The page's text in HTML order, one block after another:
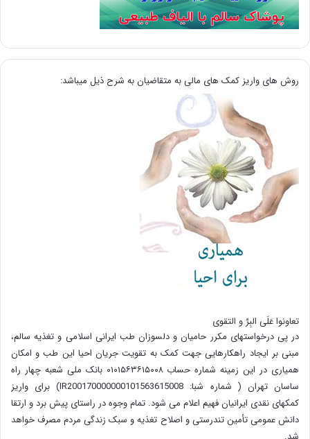
روش های واریز کمک های مالی به متقاضیان به شرح ذیل میباشد:
تعاونوا عَلَی البِرِّ و التقوی
در پی درخواستهای مکرر حامیان و دلسوزان طب ایرانی اسلامی و تغذیه سالم،
مبنی بر ایجاد راهکارهایی جهت کمک به تقویت جریان احیا این طب و امکان
همیاری در این زمینه شماره حساب ۰۱۰۱۵۶۳۶۱۵۰۰۸ بانک ملی شعبه چهار راه
ساسان تهران ( شماره شبا: IR200170000000101563615008) برای واریز
کمکهای نقدی ایرانیان فهیم اعلام می شود. تمام وجوه در راستای پیش برد و ارتقا
دانش عمومی تأمین تندرستی و اصلاح تغذیه و سبک زندگی مردم مصرف خواهد